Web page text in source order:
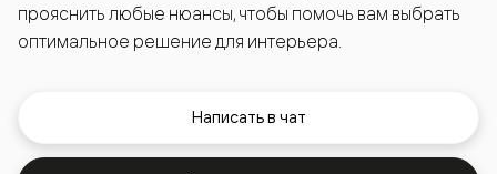
прояснить любые нюансы, чтобы помочь вам выбрать
оптимальное решение для интерьера.
Написать в чат